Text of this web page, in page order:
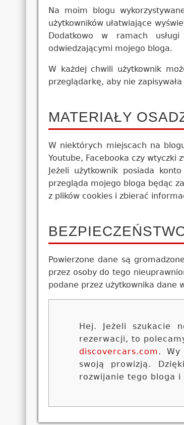
Na moim blogu
użytkowników ułatwiające
Dodatkowo w ramach
odwiedzającymi mojego bloga.
W każdej chwili użytkownik
przeglądarkę, aby nie
MATERIAŁY
W niektórych miejscach na
Youtube, Facebooka czy wtyczki
Jeżeli użytkownik posiada
przegląda mojego bloga będąc
z plików cookies i zbierać
Powierzone dane są
przez osoby do tego
podane przez użytkownika dane
Hej. Jeżeli szukacie
rezerwacji, to
discovercars.com. Wy
swoją prowizją.
rozwijanie tego bloga i